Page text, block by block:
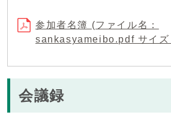
参加者名簿 (ファイル名：
sankasyameibo.pdf サイ
会議録